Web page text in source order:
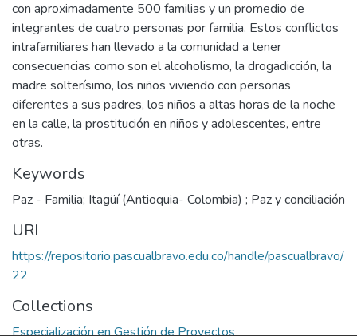
con aproximadamente 500 familias y un promedio de
integrantes de cuatro personas por familia. Estos conflictos
intrafamiliares han llevado a la comunidad a tener
consecuencias como son el alcoholismo, la drogadicción, la
madre solterísimo, los niños viviendo con personas
diferentes a sus padres, los niños a altas horas de la noche
en la calle, la prostitución en niños y adolescentes, entre
otras.
Keywords
Paz - Familia; Itagüí (Antioquia- Colombia) ; Paz y conciliación
URI
https://repositorio.pascualbravo.edu.co/handle/pascualbravo/
22
Collections
Especialización en Gestión de Proyectos